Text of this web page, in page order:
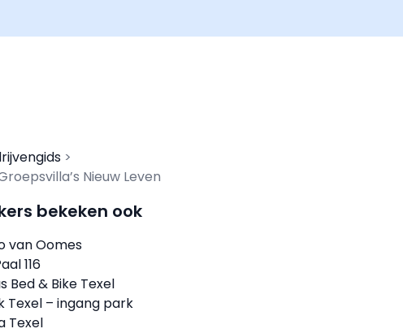
Nieuw Leven
bekeken ook
van Oomes
116
Bed & Bike Texel
Texel – ingang park
Texel